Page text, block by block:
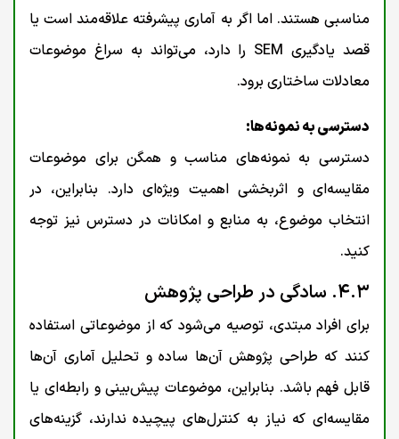
مناسبی هستند. اما اگر به آماری پیشرفته علاقه‌مند است یا
قصد یادگیری SEM را دارد، می‌تواند به سراغ موضوعات
معادلات ساختاری برود.
دسترسی به نمونه‌ها:
دسترسی به نمونه‌های مناسب و همگن برای موضوعات
مقایسه‌ای و اثربخشی اهمیت ویژه‌ای دارد. بنابراین، در
انتخاب موضوع، به منابع و امکانات در دسترس نیز توجه
کنید.
۴.۳. سادگی در طراحی پژوهش
برای افراد مبتدی، توصیه می‌شود که از موضوعاتی استفاده
کنند که طراحی پژوهش آن‌ها ساده و تحلیل آماری آن‌ها
قابل فهم باشد. بنابراین، موضوعات پیش‌بینی و رابطه‌ای یا
مقایسه‌ای که نیاز به کنترل‌های پیچیده ندارند، گزینه‌های